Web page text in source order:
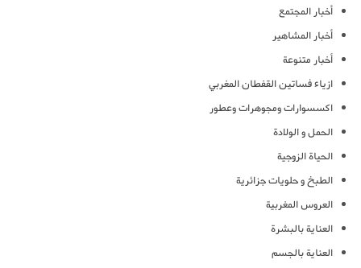
أخبار المجتمع
أخبار المشاهير
أخبار متنوعة
ازياء فساتين القفطان المغربي
اكسسوارات ومجوهرات وعطور
الحمل و الولادة
الحياة الزوجية
الطبخ و حلويات جزائرية
العروس المغربية
العناية بالبشرة
العناية بالجسم